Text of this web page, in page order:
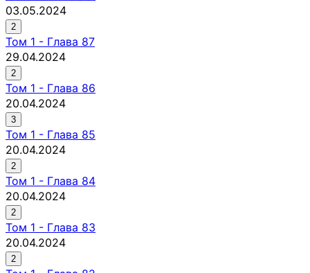
03.05.2024
2
Том 1 - Глава 87
29.04.2024
2
Том 1 - Глава 86
20.04.2024
3
Том 1 - Глава 85
20.04.2024
2
Том 1 - Глава 84
20.04.2024
2
Том 1 - Глава 83
20.04.2024
2